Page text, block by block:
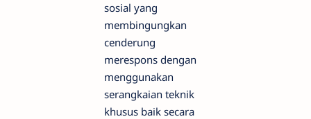
sosial yang
membingungkan
cenderung
merespons dengan
menggunakan
serangkaian teknik
khusus baik secara